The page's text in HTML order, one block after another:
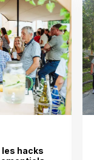
hacks